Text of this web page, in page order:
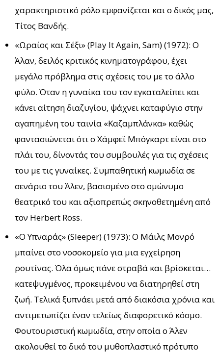
χαρακτηριστικό ρόλο εμφανίζεται και ο δικός μας,
Τίτος Βανδής.
«Ωραίος και Σέξι» (Play It Again, Sam) (1972): Ο
Άλαν, δειλός κριτικός κινηματογράφου, έχει
μεγάλο πρόβλημα στις σχέσεις του με το άλλο
φύλο. Όταν η γυναίκα του τον εγκαταλείπει και
κάνει αίτηση διαζυγίου, ψάχνει καταφύγιο στην
αγαπημένη του ταινία «Καζαμπλάνκα» καθώς
φαντασιώνεται ότι ο Χάμφεϊ Μπόγκαρτ είναι στο
πλάι του, δίνοντάς του συμβουλές για τις σχέσεις
του με τις γυναίκες. Συμπαθητική κωμωδία σε
σενάριο του Άλεν, βασισμένο στο ομώνυμο
θεατρικό του και αξιοπρεπώς σκηνοθετημένη από
τον Herbert Ross.
«Ο Υπναράς» (Sleeper) (1973): Ο Μάιλς Μονρό
μπαίνει στο νοσοκομείο για μια εγχείρηση
ρουτίνας. Όλα όμως πάνε στραβά και βρίσκεται…
κατεψυγμένος, προκειμένου να διατηρηθεί στη
ζωή. Τελικά ξυπνάει μετά από διακόσια χρόνια και
αντιμετωπίζει έναν τελείως διαφορετικό κόσμο.
Φουτουριστική κωμωδία, στην οποία ο Άλεν
ακολουθεί το δικό του μυθοπλαστικό πρότυπο